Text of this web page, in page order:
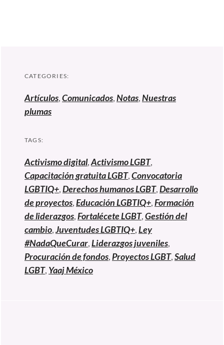
CATEGORIES:
Artículos,Comunicados,Notas,Nuestras
plumas
TAGS:
Activismo digital,Activismo LGBT,
Capacitación gratuita LGBT,Convocatoria
LGBTIQ+,Derechos humanos LGBT,Desarrollo
de proyectos,Educación LGBTIQ+,Formación
de liderazgos,Fortalécete LGBT,Gestión del
cambio,Juventudes LGBTIQ+,Ley
#NadaQueCurar,Liderazgos juveniles,
Procuración de fondos,Proyectos LGBT,Salud
LGBT, Yaaj México